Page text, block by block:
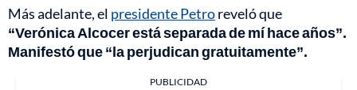
Más adelante, el presidente Petroreveló que
“Verónica Alcocer está separada de mí hace años”.
Manifestó que “la perjudican gratuitamente”.
PUBLICIDAD